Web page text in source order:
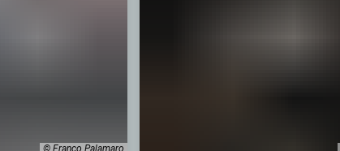
© Franco Palamaro